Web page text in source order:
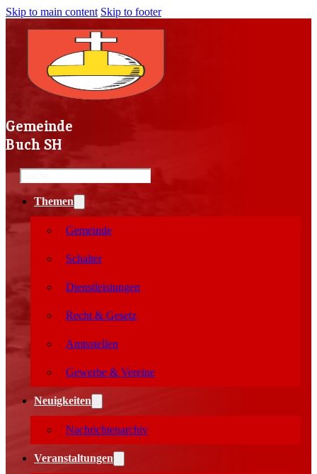
Skip to main content Skip to footer
Gemeinde
Buch SH
Search
Themen
Gemeinde
Schalter
Dienstleistungen
Recht & Gesetz
Amtsstellen
Gewerbe & Vereine
Neuigkeiten
Nachrichtenarchiv
Veranstaltungen